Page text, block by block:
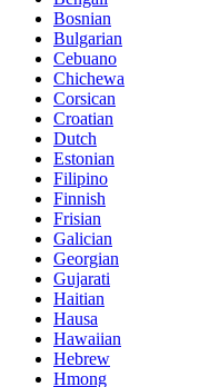
Bosnian
Bulgarian
Cebuano
Chichewa
Corsican
Croatian
Dutch
Estonian
Filipino
Finnish
Frisian
Galician
Georgian
Gujarati
Haitian
Hausa
Hawaiian
Hebrew
Hmong